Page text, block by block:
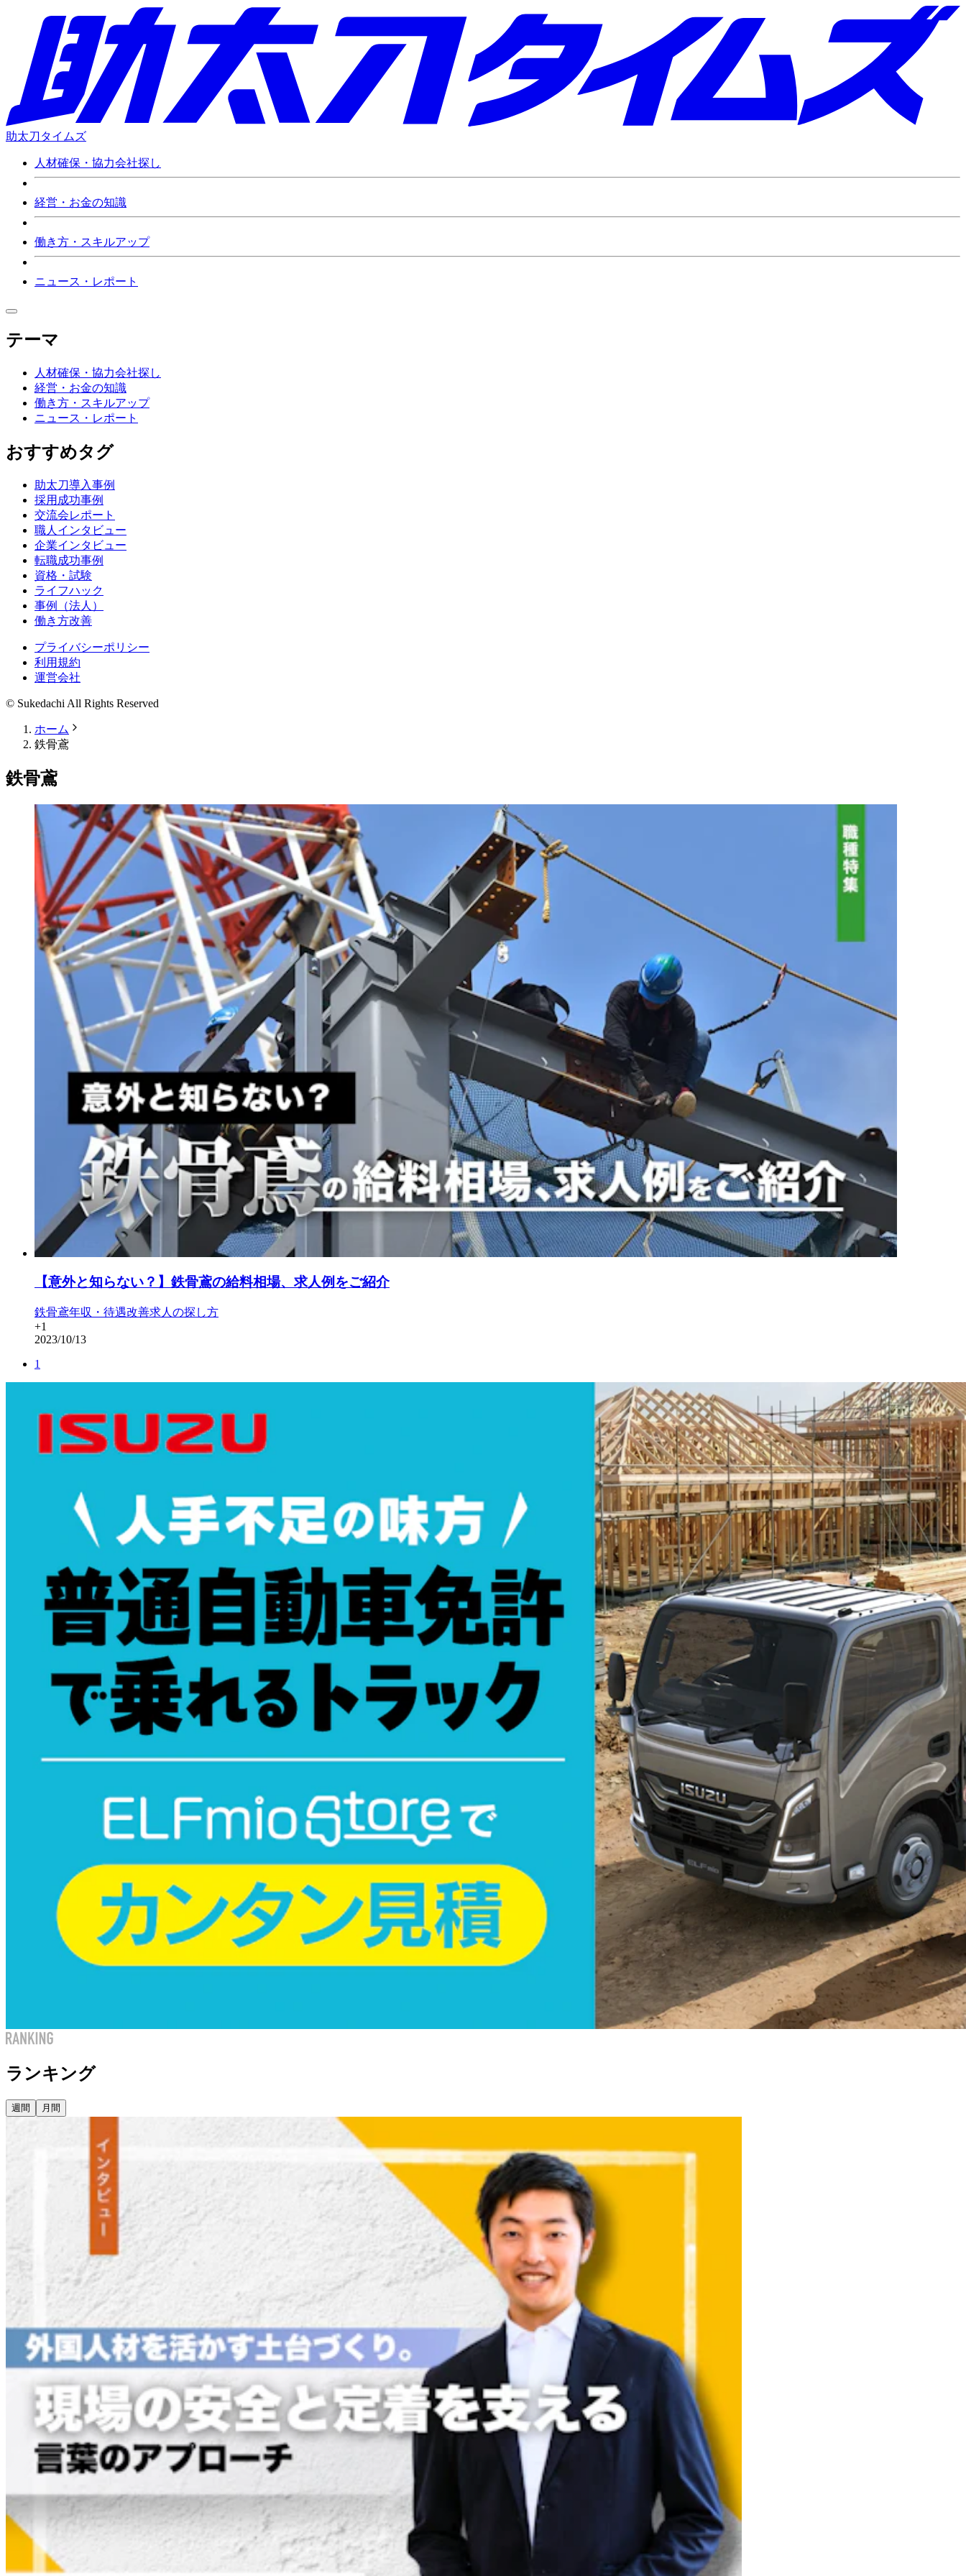
助太刀タイムズ
人材確保・協力会社探し
経営・お金の知識
働き方・スキルアップ
ニュース・レポート
テーマ
人材確保・協力会社探し
経営・お金の知識
働き方・スキルアップ
ニュース・レポート
おすすめタグ
助太刀導入事例
採用成功事例
交流会レポート
職人インタビュー
企業インタビュー
転職成功事例
資格・試験
ライフハック
事例（法人）
働き方改善
プライバシーポリシー
利用規約
運営会社
© Sukedachi All Rights Reserved
ホーム
鉄骨鳶
鉄骨鳶
【意外と知らない？】鉄骨鳶の給料相場、求人例をご紹介
鉄骨鳶年収・待遇改善求人の探し方
+1
2023/10/13
1
ランキング
週間 月間